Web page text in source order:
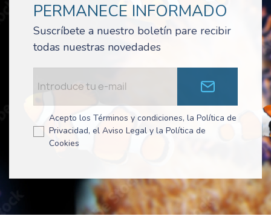
PERMANECE INFORMADO
Suscríbete a nuestro boletín pare recibir
todas nuestras novedades
Acepto los Términos y condiciones, la Política de
Privacidad, el Aviso Legal y la Política de
Cookies